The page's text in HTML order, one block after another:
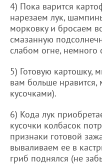
4) Пока варится
нарезаем лук,
морковку и бросаем
смазанную
слабом огне,
5) Готовую картошку,
вам больше нравится,
кусочками).
6) Кода лук
кусочки колбасок
признаки готовой
вываливаем ее в
гриб поднялся (не